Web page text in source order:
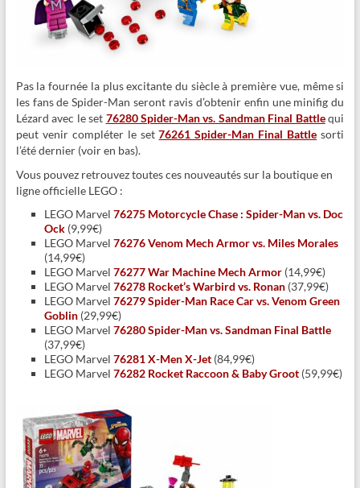
Pas la fournée la plus excitante du siècle à première vue, même si
les fans de Spider-Man seront ravis d’obtenir enfin une minifig du
Lézard avec le set 76280 Spider-Man vs. Sandman Final Battlequi
peut venir compléter le set76261 Spider-Man Final Battle sorti
l’été dernier (voir en bas).
Vous pouvez retrouvez toutes ces nouveautés sur la boutique en
ligne officielle LEGO :
LEGO Marvel 76275 Motorcycle Chase : Spider-Man vs. Doc
Ock(9,99€)
LEGO Marvel 76276 Venom Mech Armor vs. Miles Morales
(14,99€)
LEGO Marvel 76277 War Machine Mech Armor(14,99€)
LEGO Marvel 76278 Rocket’s Warbird vs. Ronan(37,99€)
LEGO Marvel 76279 Spider-Man Race Car vs. Venom Green
Goblin(29,99€)
LEGO Marvel 76280 Spider-Man vs. Sandman Final Battle
(37,99€)
LEGO Marvel 76281 X-Men X-Jet(84,99€)
LEGO Marvel 76282 Rocket Raccoon & Baby Groot(59,99€)